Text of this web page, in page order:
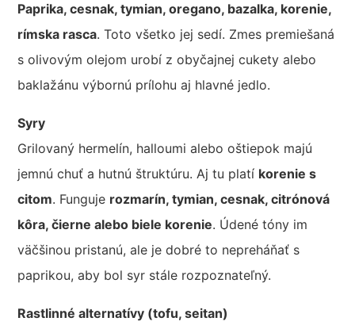
Paprika, cesnak, tymian, oregano, bazalka, korenie,
rímska rasca. Toto všetko jej sedí. Zmes premiešaná
s olivovým olejom urobí z obyčajnej cukety alebo
baklažánu výbornú prílohu aj hlavné jedlo.
Syry
Grilovaný hermelín, halloumi alebo oštiepok majú
jemnú chuť a hutnú štruktúru. Aj tu platí korenie s
citom. Funguje rozmarín, tymian, cesnak, citrónová
kôra, čierne alebo biele korenie. Údené tóny im
väčšinou pristanú, ale je dobré to nepreháňať s
paprikou, aby bol syr stále rozpoznateľný.
Rastlinné alternatívy (tofu, seitan)